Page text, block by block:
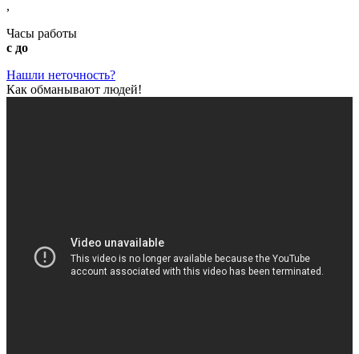
,
Часы работы
с до
Нашли неточность?
Как обманывают людей!